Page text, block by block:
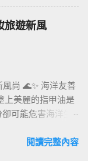
法 ：如加州要求食
裝設計的趨勢與
向發展，以下列
，能快速分解並
解決傳統煙草包
新創團隊「配客嘉
用的包裝袋結合
。 系統 ：透過優
用與可回收材
是一種環保行
面對全球旅遊回
任感的服務供應
牌建立綠色競爭
統醫美療程 零廢
、手套、塑膠瓶
常含有對海洋有害
旅遊新風
尚 🌊✨ 海洋友善
上美麗的指甲油是
可能危害海洋生
善指甲油的優勢、
閱讀完整內容